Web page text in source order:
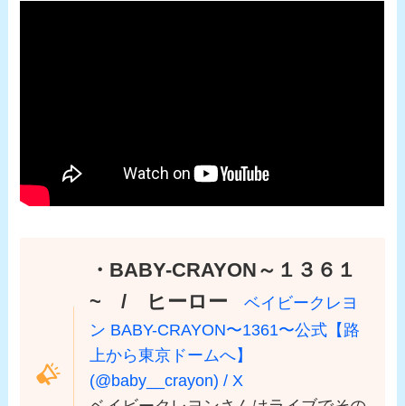
・BABY-CRAYON～１３６１
~ / ヒーロー
ベイビークレヨ
ン BABY-CRAYON〜1361〜公式【路
上から東京ドームへ】
(@baby__crayon) / X